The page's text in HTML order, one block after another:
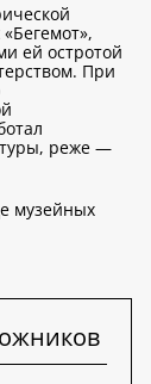
ей остротой
При
реже —
музейных